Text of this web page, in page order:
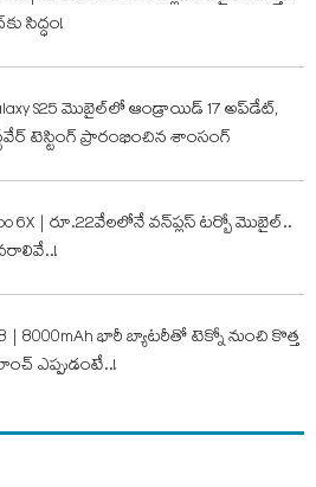
సిద్ధం!
S25 మొబైల్‌లో ఆండ్రాయిడ్ 17 అప్‌డేట్,
టెస్టింగ్ ప్రారంభించిన శాంసంగ్
6X | రూ.22వేలలోనే వన్‌ప్లస్ టర్బో మొబైల్..
8 | 8000mAh భారీ బ్యాటరీతో టెక్నో నుంచి కొత్త
ఎప్పుడంటే..!